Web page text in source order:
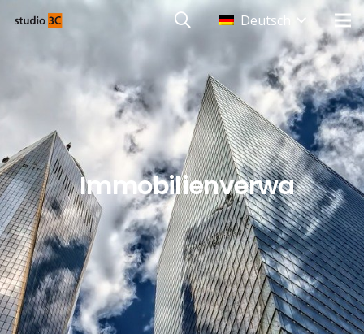
Deutsch
Immobilienverwaltung